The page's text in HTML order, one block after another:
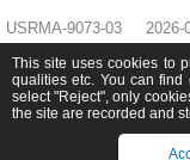
USRMA-9073-03 2026-
This site uses cookies to
qualities etc. You can
select "Reject", only
the site are recorded and